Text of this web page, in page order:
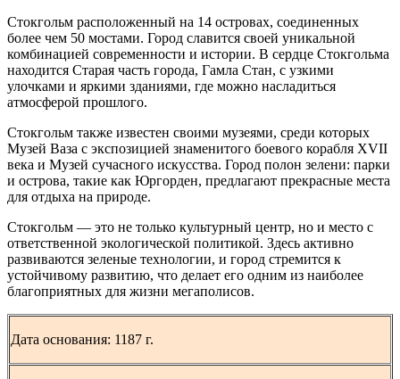
Стокгольм расположенный на 14 островах, соединенных
более чем 50 мостами. Город славится своей уникальной
комбинацией современности и истории. В сердце Стокгольма
находится Старая часть города, Гамла Стан, с узкими
улочками и яркими зданиями, где можно насладиться
атмосферой прошлого.
Стокгольм также известен своими музеями, среди которых
Музей Ваза с экспозицией знаменитого боевого корабля XVII
века и Музей сучасного искусства. Город полон зелени: парки
и острова, такие как Юргорден, предлагают прекрасные места
для отдыха на природе.
Стокгольм — это не только культурный центр, но и место с
ответственной экологической политикой. Здесь активно
развиваются зеленые технологии, и город стремится к
устойчивому развитию, что делает его одним из наиболее
благоприятных для жизни мегаполисов.
Дата основания: 1187 г.